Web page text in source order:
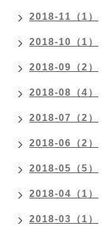
2018-11（1）
2018-10（1）
2018-09（2）
2018-08（4）
2018-07（2）
2018-06（2）
2018-05（5）
2018-04（1）
2018-03（1）